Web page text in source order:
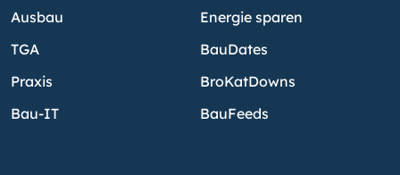
Ausbau
TGA
Praxis
Bau-IT
Energie sparen
BauDates
BroKatDowns
BauFeeds